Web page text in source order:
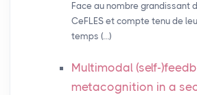
Face au nombre grandissant
CeFLES et compte tenu de
temps (…)
Multimodal (self-
metacognition in a